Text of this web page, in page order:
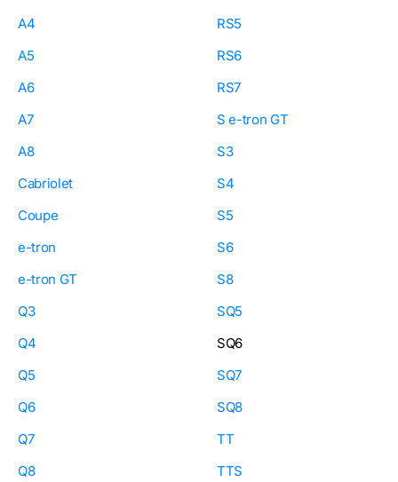
A4
A5
A6
A7
A8
Cabriolet
Coupe
e-tron
e-tron GT
Q3
Q4
Q5
Q6
Q7
Q8
RS5
RS6
RS7
S e-tron GT
S3
S4
S5
S6
S8
SQ5
SQ6
SQ7
SQ8
TT
TTS